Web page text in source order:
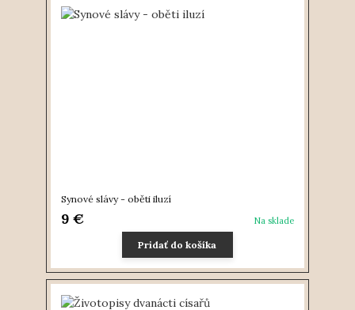
Synové slávy - oběti iluzí
9 € Na sklade
Pridať do košíka